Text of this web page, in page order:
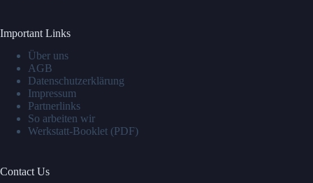
Important Links
Über uns
AGB
Datenschutzerklärung
Impressum
Partnerlinks
So arbeiten wir
Werkstatt-Booklet (PDF)
Contact Us